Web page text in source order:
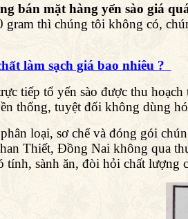
bán mặt hàng yến sào giá
gram thì chúng tôi không có,
làm sạch giá bao nhiêu ?
tiếp tổ yến sào được thu
thống, tuyệt đối không dùng
loại, sơ chế và đóng gói
Thiết, Đồng Nai không qua
sành ăn, đòi hỏi chất lượng